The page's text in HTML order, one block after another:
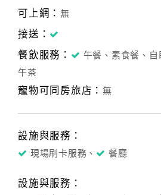
可上網： 無
接送：
餐飲服務：
午餐、素食餐、
午茶
寵物可同房旅店： 無
設施與服務：
現場刷卡服務、 餐廳
設施與服務：